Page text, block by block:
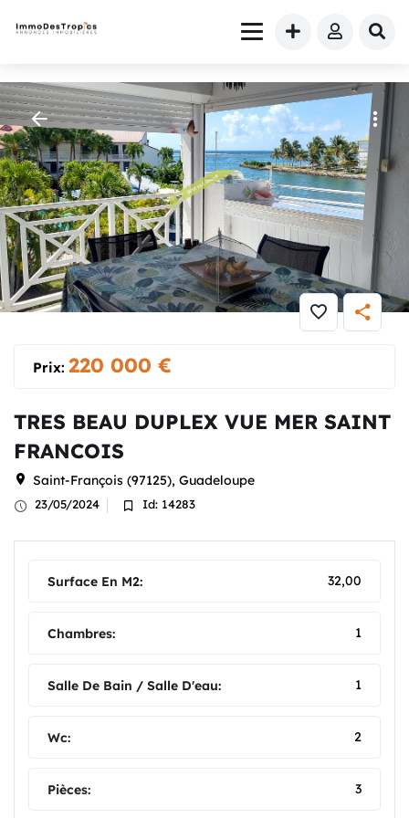
Maison» TRES BEAU DUPLEX VUE MER SAINT FRANCOIS
Prix: 220 000 €
TRES BEAU DUPLEX VUE MER SAINT
FRANCOIS
Saint-François (97125), Guadeloupe
23/05/2024 Id: 14283
Surface En M2: 32,00
Chambres: 1
Salle De Bain / Salle D'eau: 1
Wc: 2
Pièces: 3